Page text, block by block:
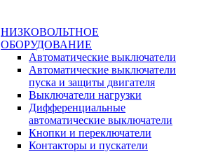
НИЗКОВОЛЬТНОЕ
ОБОРУДОВАНИЕ
Автоматические выключатели
Автоматические выключатели
пуска и защиты двигателя
Выключатели нагрузки
Дифференциальные
автоматические выключатели
Кнопки и переключатели
Контакторы и пускатели